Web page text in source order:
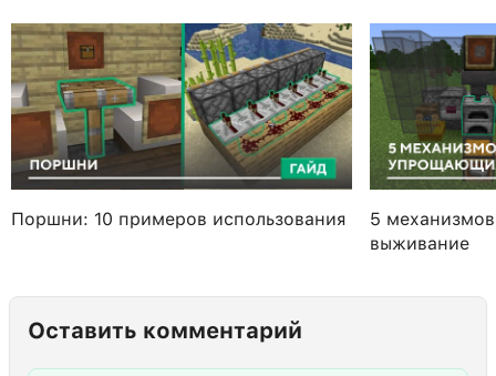
Поршни: 10 примеров использования
5
выживание
Оставить комментарий